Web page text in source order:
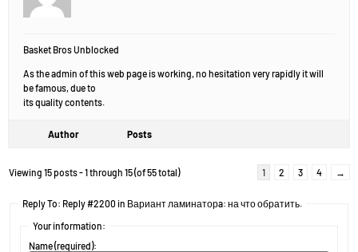
Basket Bros Unblocked
As the admin of this web page is working, no hesitation very rapidly it will
be famous, due to
its quality contents.
Author Posts
Viewing 15 posts - 1 through 15 (of 55 total) 1 2 3 4 →
Reply To: Reply #2200 in Вариант ламинаторa: на что обратить.
Your information:
Name (required):